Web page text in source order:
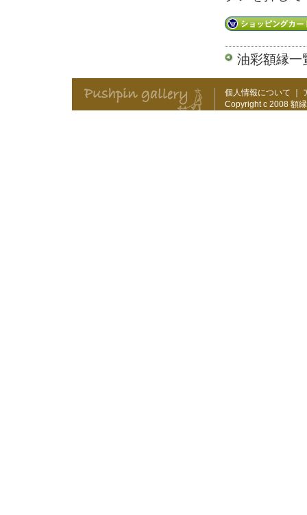
油彩額縁一
個人情報について ｜
Copyright c 2008 額